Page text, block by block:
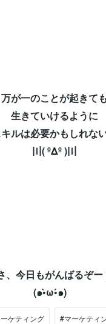
万が一のことが起きても⁡
生きていけるように⁡
ルは必要かもしれな
〣( ºΔº )〣⁡
、今日もがんばるぞー
(๑•̀ω•́๑)ゞ
ケティング #マーケティ